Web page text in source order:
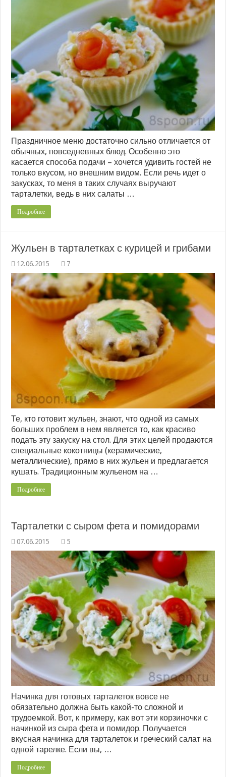
Праздничное меню достаточно сильно отличается от
обычных, повседневных блюд. Особенно это
касается способа подачи – хочется удивить гостей не
только вкусом, но внешним видом. Если речь идет о
закусках, то меня в таких случаях выручают
тарталетки, ведь в них салаты …
Подробнее
Жульен в тарталетках с курицей и грибами
7
Те, кто готовит жульен, знают, что одной из самых
больших проблем в нем является то, как красиво
подать эту закуску на стол. Для этих целей продаются
специальные кокотницы (керамические,
металлические), прямо в них жульен и предлагается
кушать. Традиционным жульеном на …
Подробнее
Тарталетки с сыром фета и помидорами
5
Начинка для готовых тарталеток вовсе не
обязательно должна быть какой-то сложной и
трудоемкой. Вот, к примеру, как вот эти корзиночки с
начинкой из сыра фета и помидор. Получается
вкусная начинка для тарталеток и греческий салат на
одной тарелке. Если вы, …
Подробнее